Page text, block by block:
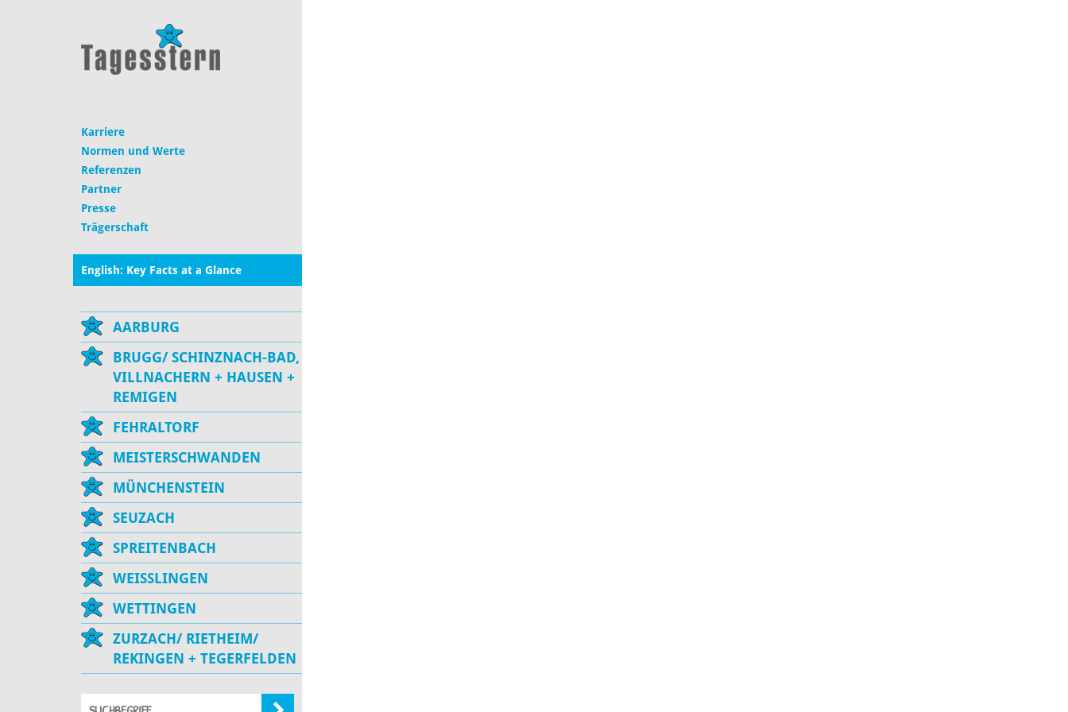
Karriere
Normen und Werte
Referenzen
Partner
Presse
Trägerschaft
English: Key Facts at a Glance
AARBURG
BRUGG/ SCHINZNACH-BAD,
VILLNACHERN + HAUSEN +
REMIGEN
FEHRALTORF
MEISTERSCHWANDEN
MÜNCHENSTEIN
SEUZACH
SPREITENBACH
WEISSLINGEN
WETTINGEN
ZURZACH/ RIETHEIM/
REKINGEN + TEGERFELDEN